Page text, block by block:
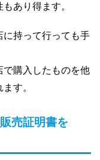
あり得ます。
に持って行っても手
で購入したものを他
す。
売証明書を